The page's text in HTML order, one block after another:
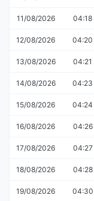
11/08/2026 04:18
12/08/2026 04:20
13/08/2026 04:21
14/08/2026 04:23
15/08/2026 04:24
16/08/2026 04:26
17/08/2026 04:27
18/08/2026 04:28
19/08/2026 04:30